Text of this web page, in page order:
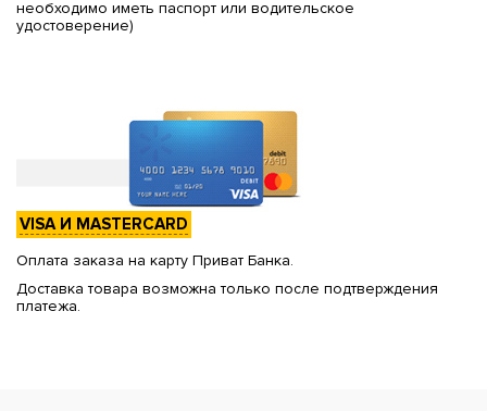
необходимо иметь паспорт или водительское
удостоверение)
VISA И MASTERCARD
Оплата заказа на карту Приват Банка.
Доставка товара возможна только после подтверждения
платежа.